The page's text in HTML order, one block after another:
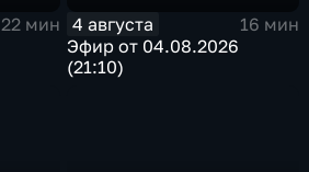
22 мин
4 августа
16 мин
Эфир от 04.08.2026
(21:10)